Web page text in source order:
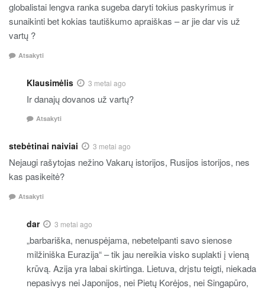
globalistai lengva ranka sugeba daryti tokius paskyrimus ir
sunaikinti bet kokias tautiškumo apraiškas – ar jie dar vis už
vartų ?
Atsakyti
Klausimėlis 3 metai ago
Ir danajų dovanos už vartų?
Atsakyti
stebėtinai naiviai 3 metai ago
Nejaugi rašytojas nežino Vakarų istorijos, Rusijos istorijos, nes
kas pasikeitė?
Atsakyti
dar 3 metai ago
„barbariška, nenuspėjama, nebetelpanti savo sienose
milžiniška Eurazija“ – tik jau nereikia visko suplakti į vieną
krūvą. Azija yra labai skirtinga. Lietuva, drįstu teigti, niekada
nepasivys nei Japonijos, nei Pietų Korėjos, nei Singapūro,